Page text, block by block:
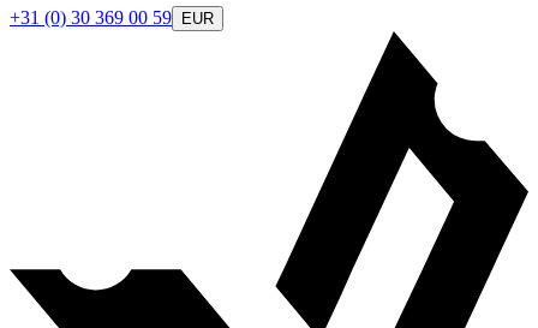
+31 (0) 30 369 00 59 EUR